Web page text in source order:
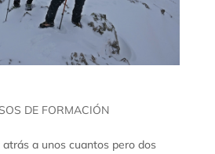
DE FORMACIÓN
a unos cuantos pero dos